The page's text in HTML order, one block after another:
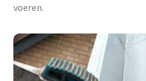
voeren.